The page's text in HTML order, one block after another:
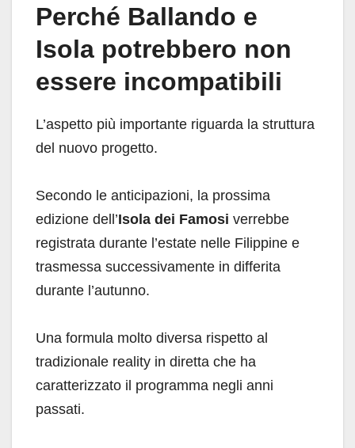
Perché Ballando e
Isola potrebbero non
essere incompatibili
L’aspetto più importante riguarda la struttura
del nuovo progetto.
Secondo le anticipazioni, la prossima
edizione dell’Isola dei Famosi verrebbe
registrata durante l’estate nelle Filippine e
trasmessa successivamente in differita
durante l’autunno.
Una formula molto diversa rispetto al
tradizionale reality in diretta che ha
caratterizzato il programma negli anni
passati.